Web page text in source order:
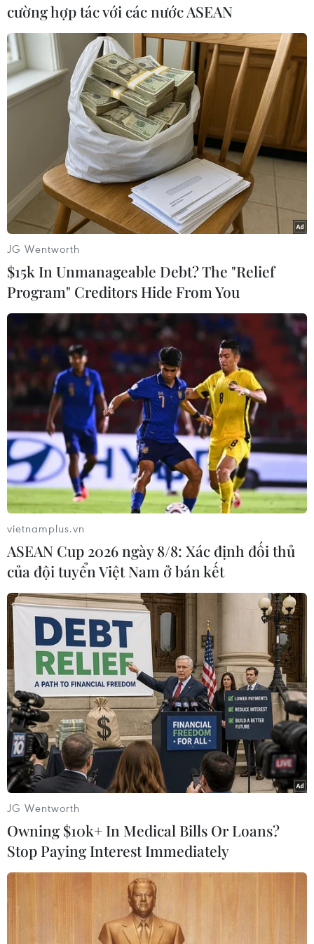
lo ngại về tình hiệu quả của công việc khi nhân
viên làm việc tại nhà./.
(TTXVN/Vietnam+)
#làm việc tại nhà #làm việc từ xa
#Cisco Systems
#COVID-19
#lệnh phong tỏa
Theo dõi VietnamPlus
TIN LIÊN QUAN
Google cho nhân viên khu vực Bắc Mỹ làm
việc tại nhà phòng COVID-19
Công ty mẹ của Google, Alphabet, khuyến nghị tất cả
các nhân viên ở Bắc Mỹ làm việc tại nhà cho đến ngày
10/4 do ảnh hưởng của dịch COVID-19.
cường hợp tác với các nước ASEAN
JG Wentworth
$15k In Unmanageable Debt? The "Relief
Program" Creditors Hide From You
vietnamplus.vn
ASEAN Cup 2026 ngày 8/8: Xác định đối thủ
của đội tuyển Việt Nam ở bán kết
JG Wentworth
Owning $10k+ In Medical Bills Or Loans?
Stop Paying Interest Immediately